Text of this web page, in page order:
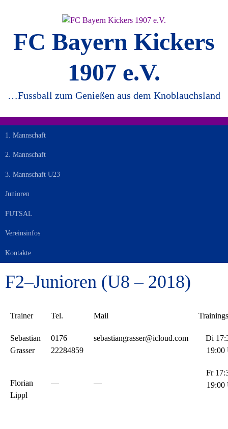
FC Bayern Kickers
1907 e.V.
…Fussball zum Genießen aus dem Knoblauchsland
1. Mannschaft
2. Mannschaft
3. Mannschaft U23
Junioren
FUTSAL
Vereinsinfos
Kontakte
F2–Junioren (U8 – 2018)
Trainer Tel. Mail
Sebastian
Grasser
0176
22284859
sebastiangrasser@icloud.com
Di
19:00
Fr
19:00
Florian
Lippl
— —